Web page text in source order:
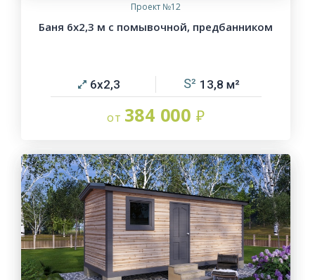
Проект №12
Баня 6х2,3 м с помывочной, предбанником
6х2,3 13,8
384 000